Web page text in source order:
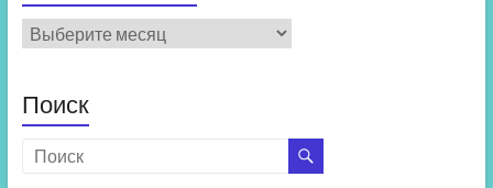
Архив
новостей
Поиск